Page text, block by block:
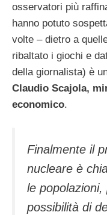
osservatori più
hanno potuto
volte – dietro a
ribaltato i giochi e
della giornalista) è
Claudio Scajola,
economico.
Finalmente il
nucleare è
le
possibilità di